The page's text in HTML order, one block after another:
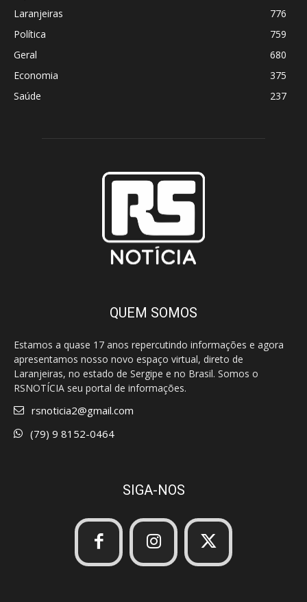
Laranjeiras
776
Política
759
Geral
680
Economia
375
Saúde
237
QUEM SOMOS
Estamos a quase 17 anos repercutindo informações e agora
apresentamos nosso novo espaço virtual, direto de
Laranjeiras, no estado de Sergipe e no Brasil. Somos o
RSNOTÍCIA seu portal de informações.
rsnoticia2@gmail.com
(79) 9 8152-0464
SIGA-NOS